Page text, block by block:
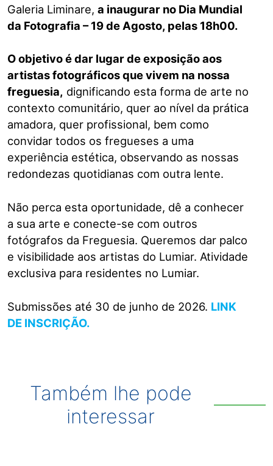
Galeria Liminare, a inaugurar no Dia Mundial
da Fotografia – 19 de Agosto, pelas 18h00.
O objetivo é dar lugar de exposição aos
artistas fotográficos que vivem na nossa
freguesia, dignificando esta forma de arte no
contexto comunitário, quer ao nível da prática
amadora, quer profissional, bem como
convidar todos os fregueses a uma
experiência estética, observando as nossas
redondezas quotidianas com outra lente.
Não perca esta oportunidade, dê a conhecer
a sua arte e conecte-se com outros
fotógrafos da Freguesia. Queremos dar palco
e visibilidade aos artistas do Lumiar. Atividade
exclusiva para residentes no Lumiar.
Submissões até 30 de junho de 2026. LINK
DE INSCRIÇÃO.
Também lhe pode
interessar